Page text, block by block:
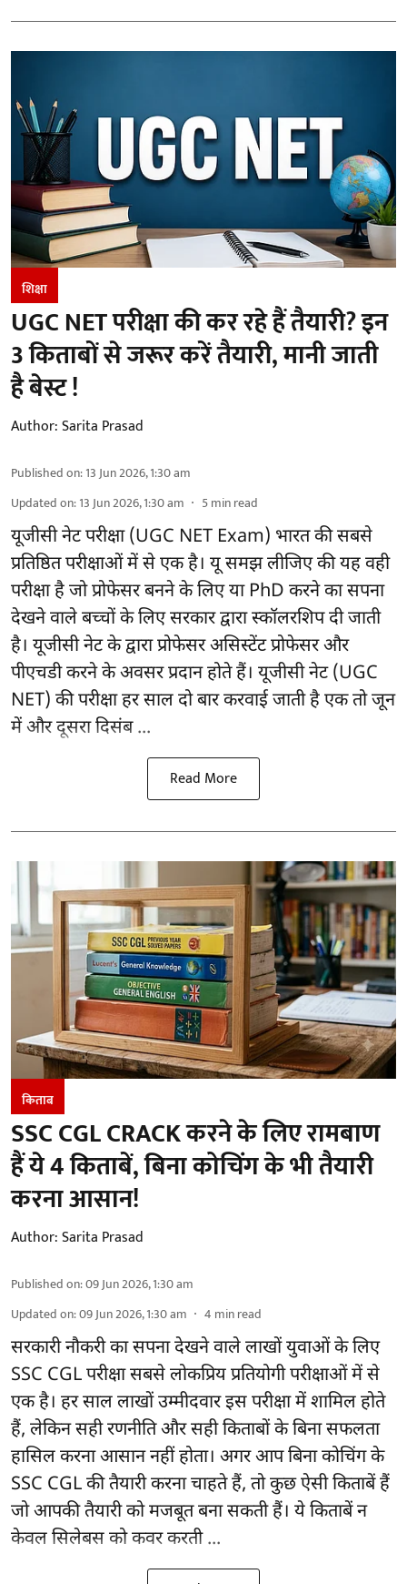
शिक्षा
UGC NET परीक्षा की कर रहे हैं तैयारी? इन
3 किताबों से जरूर करें तैयारी, मानी जाती
है बेस्ट !
Author:Sarita Prasad
Published on:13 Jun 2026, 1:30 am
Updated on:13 Jun 2026, 1:30 am 5min read
यूजीसी नेट परीक्षा (UGC NET Exam) भारत की सबसे
प्रतिष्ठित परीक्षाओं में से एक है। यू समझ लीजिए की यह वही
परीक्षा है जो प्रोफेसर बनने के लिए या PhD करने का सपना
देखने वाले बच्चों के लिए सरकार द्वारा स्कॉलरशिप दी जाती
है। यूजीसी नेट के द्वारा प्रोफेसर असिस्टेंट प्रोफेसर और
पीएचडी करने के अवसर प्रदान होते हैं। यूजीसी नेट (UGC
NET) की परीक्षा हर साल दो बार करवाई जाती है एक तो जून
में और दूसरा दिसंब ...
Read More
किताब
SSC CGL CRACK करने के लिए रामबाण
हैं ये 4 किताबें, बिना कोचिंग के भी तैयारी
करना आसान!
Author:Sarita Prasad
Published on:09 Jun 2026, 1:30 am
Updated on:09 Jun 2026, 1:30 am 4 min read
सरकारी नौकरी का सपना देखने वाले लाखों युवाओं के लिए
SSC CGL परीक्षा सबसे लोकप्रिय प्रतियोगी परीक्षाओं में से
एक है। हर साल लाखों उम्मीदवार इस परीक्षा में शामिल होते
हैं, लेकिन सही रणनीति और सही किताबों के बिना सफलता
हासिल करना आसान नहीं होता। अगर आप बिना कोचिंग के
SSC CGL की तैयारी करना चाहते हैं, तो कुछ ऐसी किताबें हैं
जो आपकी तैयारी को मजबूत बना सकती हैं। ये किताबें न
केवल सिलेबस को कवर करती ...